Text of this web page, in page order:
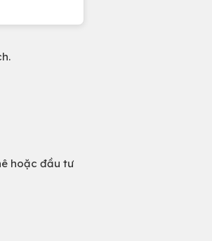
hoặc đầu tư